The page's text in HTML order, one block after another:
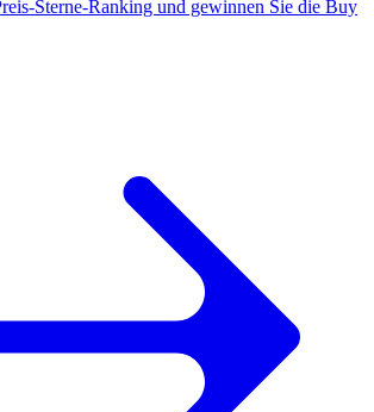
Sterne-Ranking und gewinnen Sie die Buy